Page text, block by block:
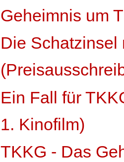
Geheimnis um
Die Schatzinsel
Ein Fall für
1. Kinofilm)
TKKG - Das